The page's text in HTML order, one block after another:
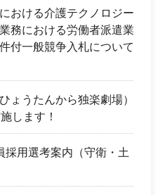
おける介護テクノロジー
務における労働者派遣業
付一般競争入札について
ょうたんから独楽劇場）
します！
採用選考案内（守衛・土